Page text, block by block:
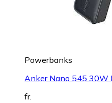
Powerbanks
Anker Nano 545
fr.